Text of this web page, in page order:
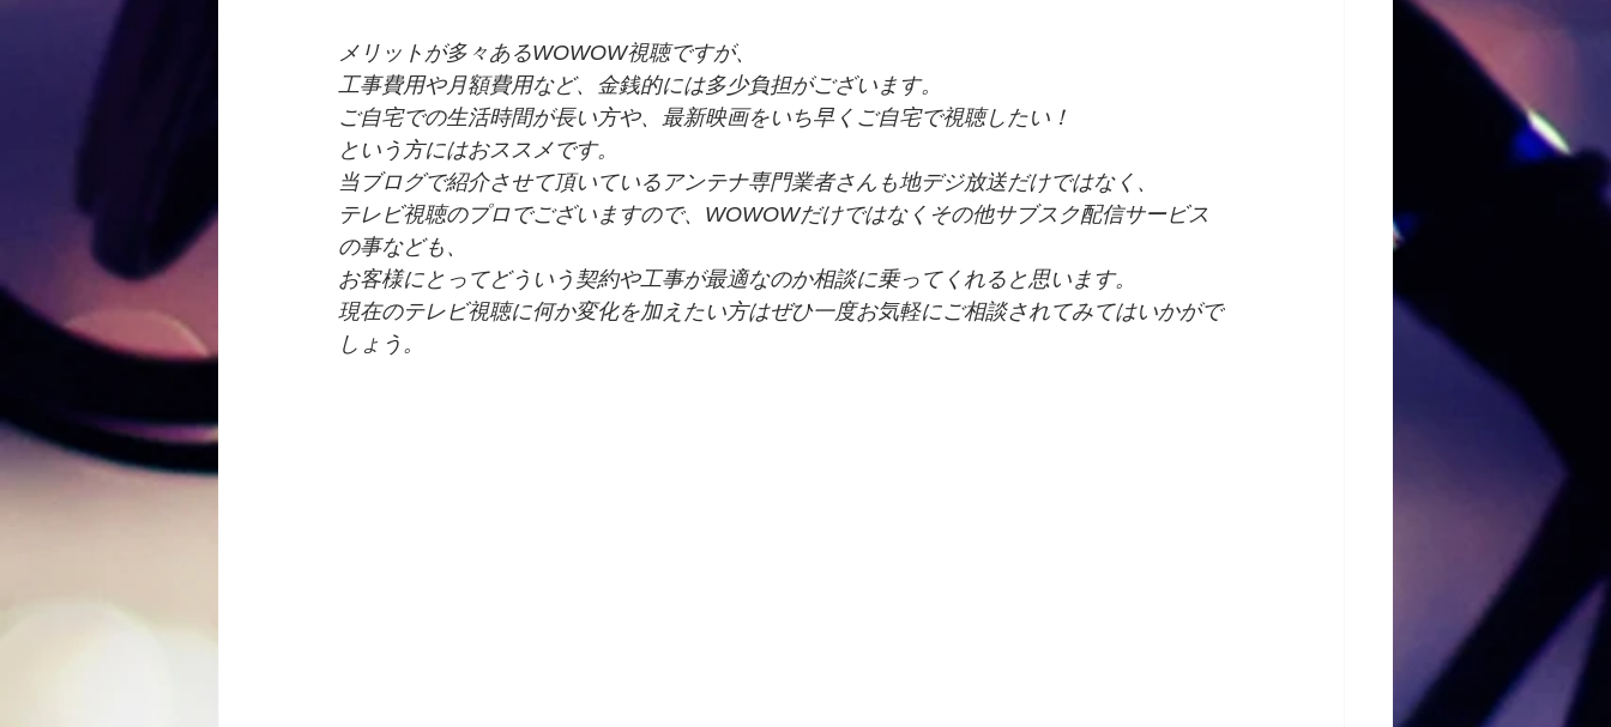
メリットが多々あるWOWOW視聴ですが、
工事費用や月額費用など、金銭的には多少負担がございます。
ご自宅での生活時間が長い方や、最新映画をいち早くご自宅で視聴したい！
という方にはおススメです。
当ブログで紹介させて頂いているアンテナ専門業者さんも地デジ放送だけではなく、
テレビ視聴のプロでございますので、WOWOWだけではなくその他サブスク配信サービス
の事なども、
お客様にとってどういう契約や工事が最適なのか相談に乗ってくれると思います。
現在のテレビ視聴に何か変化を加えたい方はぜひ一度お気軽にご相談されてみてはいかがで
しょう。